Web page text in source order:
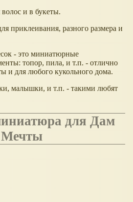
и в букеты.
приклеивания, разного размера и
- это миниатюрные
топор, пила, и т.п. - отлично
и для любого кукольного дома.
малышки, и т.п. - такими любят
Мечты